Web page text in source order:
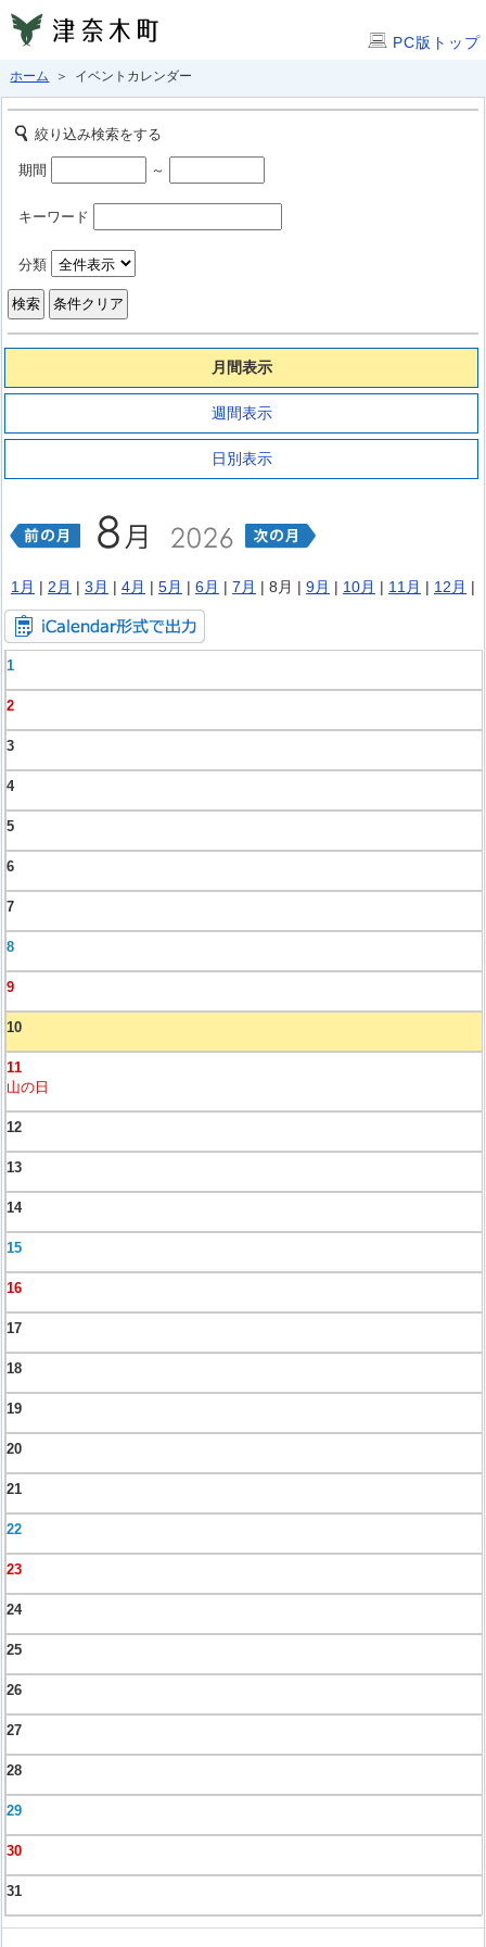
PC版トップ
ホーム ＞ イベントカレンダー
絞り込み検索をする
期間 ～
キーワード
分類
月間表示
週間表示
日別表示
1月 | 2月 | 3月 | 4月 | 5月 | 6月 | 7月 | 8月 | 9月 | 10月 | 11月 | 12月 |
1
2
3
4
5
6
7
8
9
10
11
山の日
12
13
14
15
16
17
18
19
20
21
22
23
24
25
26
27
28
29
30
31